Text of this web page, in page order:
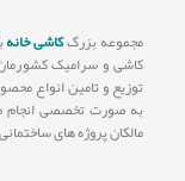
مجموعه بزرگکاشی خانه
کاشی و سرامیک
توزیع و تامین انواع
به صورت تخصصی انجام
مالکان پروژه های